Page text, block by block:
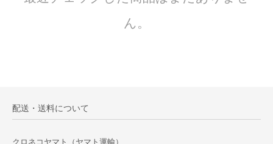
ん。
配送・送料について
クロネコヤマト（ヤマト運輸）